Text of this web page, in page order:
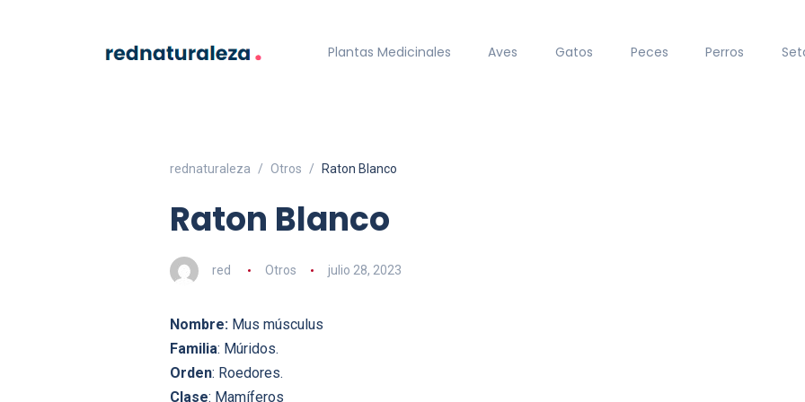
Plantas Medicinales Aves Gatos Peces Perros
rednaturaleza Otros Raton Blanco
Raton Blanco
red Otros julio 28, 2023
Nombre: Mus músculus
Familia: Múridos.
Orden: Roedores.
Clase: Mamíferos